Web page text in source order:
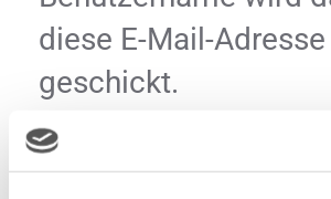
diese E-Mail-Adresse
geschickt.
E-Mail-Adresse